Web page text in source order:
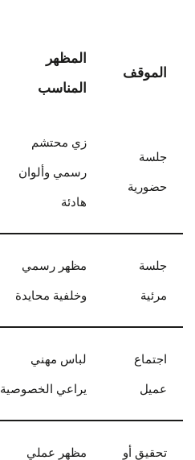
الموقف
المظهر
المناسب
جلسة
حضورية
زي محتشم
رسمي وألوان
هادئة
جلسة
مرئية
مظهر رسمي
وخلفية محايدة
اجتماع
عميل
لباس مهني
يراعي الخصوصية
تحقيق أو مظهر عملي